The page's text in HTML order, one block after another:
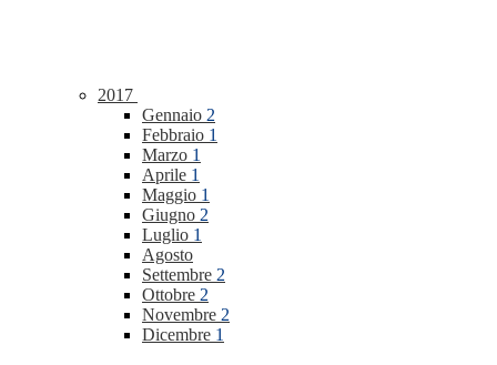
2017
Gennaio 2
Febbraio 1
Marzo 1
Aprile 1
Maggio 1
Giugno 2
Luglio 1
Agosto
Settembre 2
Ottobre 2
Novembre 2
Dicembre 1